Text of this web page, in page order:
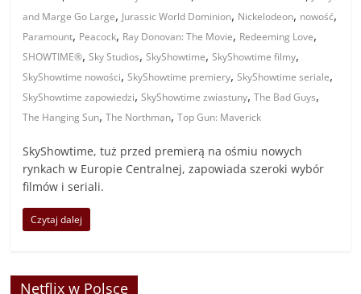
and Marge Go Large, Jurassic World Dominion, Nickelodeon, nowość,
Paramount, Peacock, Ray Donovan: The Movie, Redeeming Love,
SHOWTIME®,Sky Studios,SkyShowtime,SkyShowtime filmy,
SkyShowtime nowości,SkyShowtime premiery,SkyShowtime seriale,
SkyShowtime zapowiedzi,SkyShowtime zwiastuny,The Bad Guys,
The Hanging Sun,The Northman,Top Gun: Maverick
SkyShowtime, tuż przed premierą na ośmiu nowych
rynkach w Europie Centralnej, zapowiada szeroki wybór
filmów i seriali.
Czytaj dalej
Netflix w Polsce